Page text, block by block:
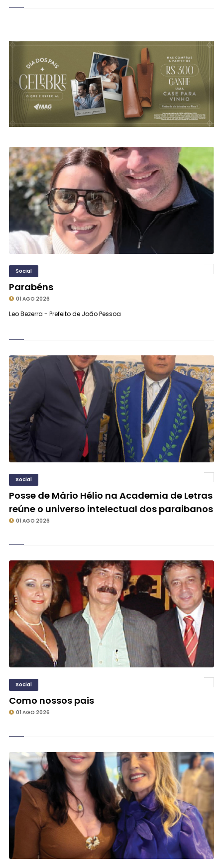
Social
Parabéns
01 AGO 2026
Leo Bezerra - Prefeito de João Pessoa
Social
Posse de Mário Hélio na Academia de Letras
reúne o universo intelectual dos paraibanos
01 AGO 2026
Social
Como nossos pais
01 AGO 2026